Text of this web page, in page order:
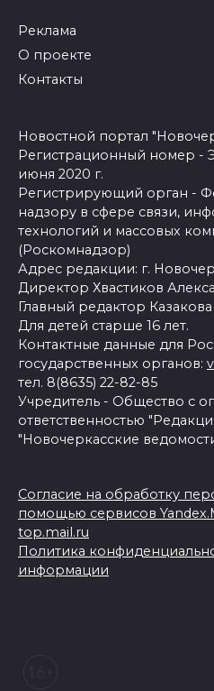
Реклама
О проекте
Контакты
Новостной портал
Регистрационный номер -
июня 2020 г.
Регистрирующий орган -
надзору в сфере связи,
технологий и массовых
(Роскомнадзор)
Адрес редакции: г.
Директор Хвастиков
Главный редактор
Для детей старше 16 лет.
Контактные данные для
государственных органов:
тел. 8(8635) 22-82-85
Учредитель - Общество с
ответственностью
"Новочеркасские
Согласие на обработку
помощью сервисов
top.mail.ru
Политика
информации